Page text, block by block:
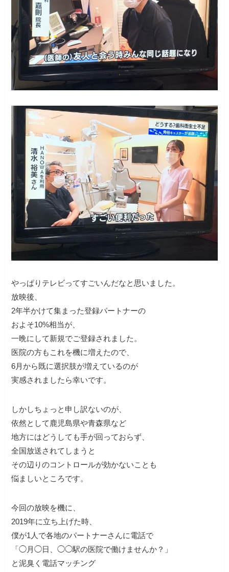
やっぱりテレビってすごいんだなと思いました。
放映後、
2年半かけて集まった登録パートナーの
およそ10%相当が、
一晩にして新規でご登録されました。
医院の方もこれを機に増えたので、
6月から既に選択肢が増えているのが
実感されましたら幸いです。
しかしちょっと申し訳ないのが、
依然として鹿児島県や青森県など
地方にはどうしても手が回っておらず、
全国放送されてしまうと
その辺りのコントロールが効かないことも
悩ましいところです。
今回の放映を機に、
2019年に立ち上げた時、
僕が1人で各地のパートナーさんに電話で
「◯月◯日、◯◯駅の医院で働けませんか？」
と泥臭く電話マッチング